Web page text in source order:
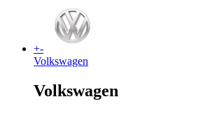
+-
Volkswagen
Volkswagen